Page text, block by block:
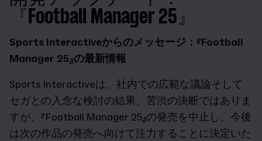
『Football Manager 25』
Sports Interactiveからのメッセージ：『Football
Manager 25』の最新情報
Sports Interactiveは、社内での広範な議論そして
セガとの入念な検討の結果、苦渋の決断ではありま
すが、『Football Manager 25』の発売を中止し、今後
は次の作品の発売へ向けて注力することに決定いた